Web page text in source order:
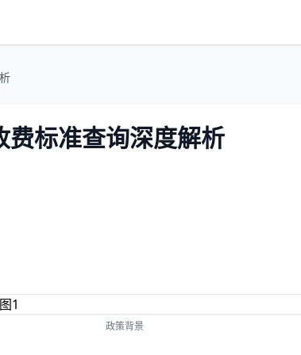
标准查询深度解析
政策背景